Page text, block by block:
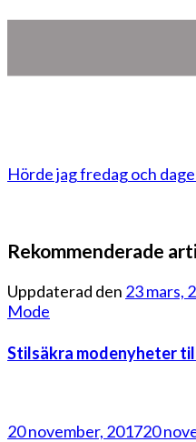
Hörde jag fredag och
Rekommenderade
Uppdaterad den 23 mars,
Mode
Stilsäkra modenyheter
20 november, 201720